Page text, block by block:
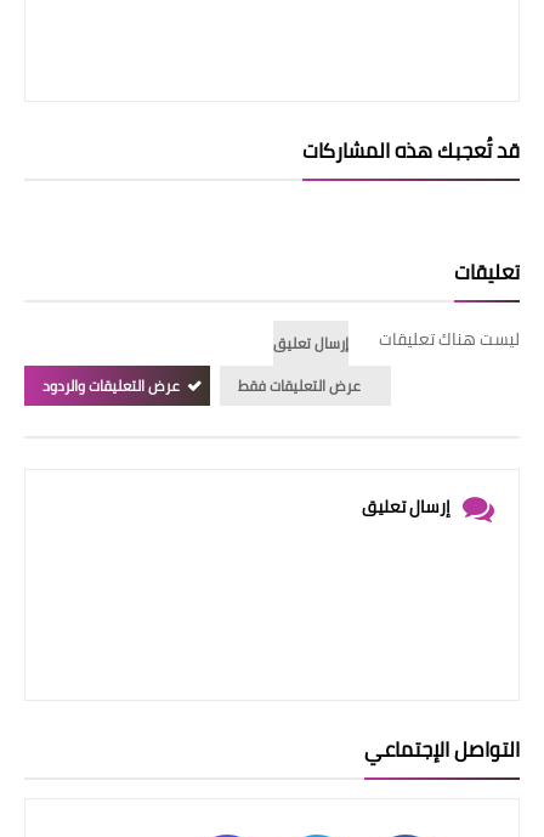
قد تُعجبك هذه المشاركات
تعليقات
ليست هناك تعليقات
إرسال تعليق
عرض التعليقات فقط
عرض التعليقات والردود
إرسال تعليق
التواصل الإجتماعي